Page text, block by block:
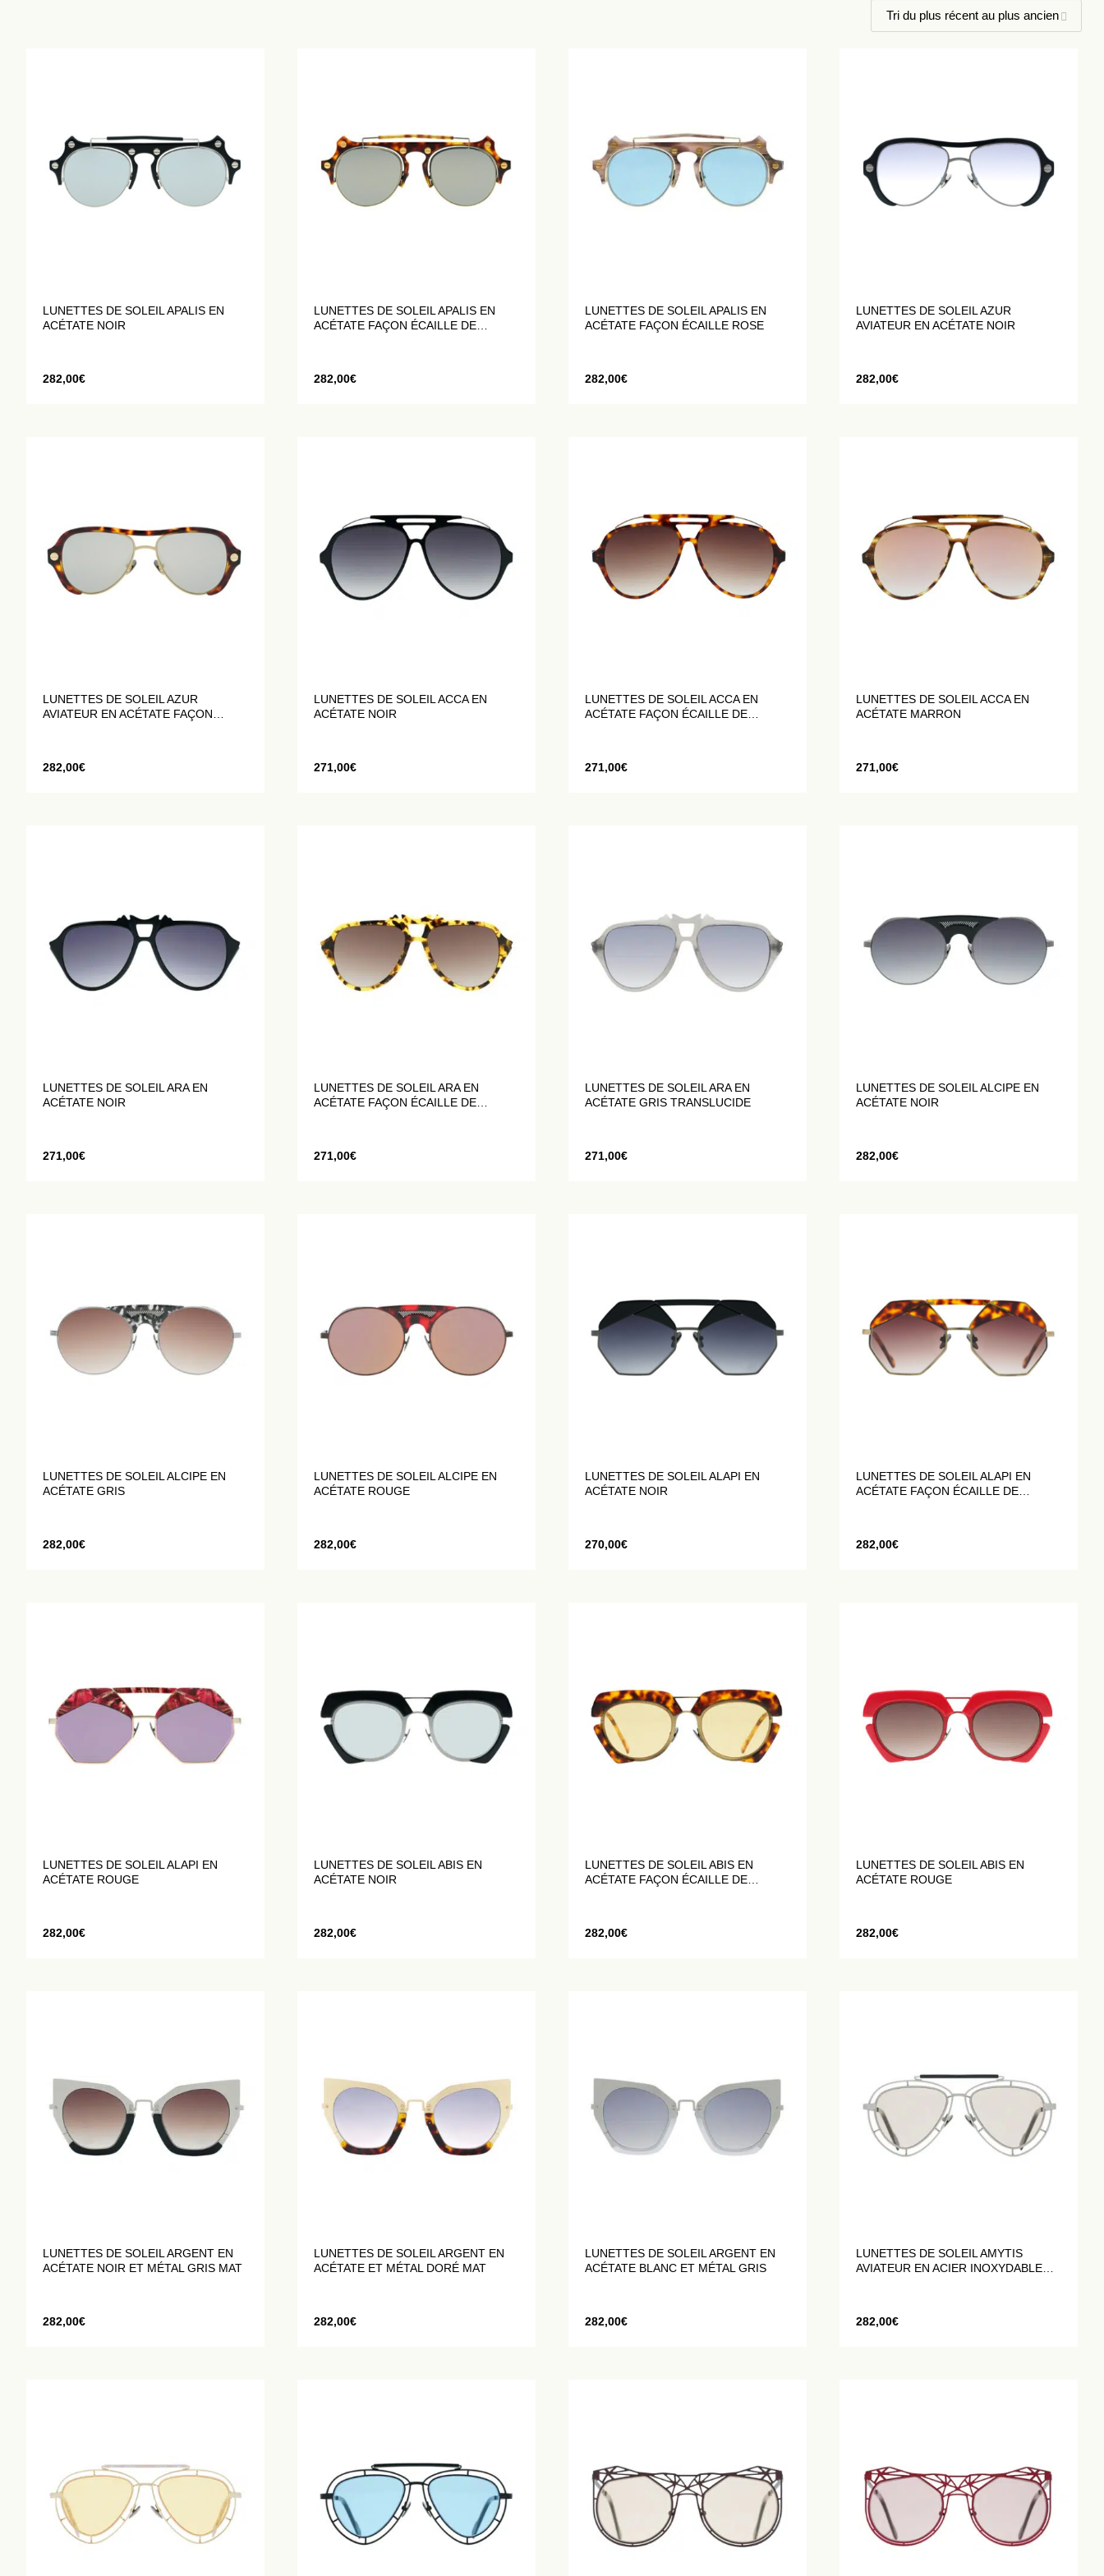
LUNETTES DE SOLEIL APALIS EN
ACÉTATE NOIR
282,00€
LUNETTES DE SOLEIL APALIS EN
ACÉTATE FAÇON ÉCAILLE DE
282,00€
LUNETTES DE SOLEIL APALIS EN
ACÉTATE FAÇON ÉCAILLE ROSE
282,00€
LUNETTES DE SOLEIL AZUR
AVIATEUR EN ACÉTATE NOIR
282,00€
LUNETTES DE SOLEIL AZUR
AVIATEUR EN ACÉTATE FAÇON
282,00€
LUNETTES DE SOLEIL ACCA EN
ACÉTATE NOIR
271,00€
LUNETTES DE SOLEIL ACCA EN
ACÉTATE FAÇON ÉCAILLE DE
271,00€
LUNETTES DE SOLEIL ACCA EN
ACÉTATE MARRON
271,00€
LUNETTES DE SOLEIL ARA EN
ACÉTATE NOIR
271,00€
LUNETTES DE SOLEIL ARA EN
ACÉTATE FAÇON ÉCAILLE DE
271,00€
LUNETTES DE SOLEIL ARA EN
ACÉTATE GRIS TRANSLUCIDE
271,00€
LUNETTES DE SOLEIL ALCIPE EN
ACÉTATE NOIR
282,00€
LUNETTES DE SOLEIL ALCIPE EN
ACÉTATE GRIS
282,00€
LUNETTES DE SOLEIL ALCIPE EN
ACÉTATE ROUGE
282,00€
LUNETTES DE SOLEIL ALAPI EN
ACÉTATE NOIR
270,00€
LUNETTES DE SOLEIL ALAPI EN
ACÉTATE FAÇON ÉCAILLE DE
282,00€
LUNETTES DE SOLEIL ALAPI EN
ACÉTATE ROUGE
282,00€
LUNETTES DE SOLEIL ABIS EN
ACÉTATE NOIR
282,00€
LUNETTES DE SOLEIL ABIS EN
ACÉTATE FAÇON ÉCAILLE DE
282,00€
LUNETTES DE SOLEIL ABIS EN
ACÉTATE ROUGE
282,00€
LUNETTES DE SOLEIL ARGENT EN
ACÉTATE NOIR ET MÉTAL GRIS MAT
282,00€
LUNETTES DE SOLEIL ARGENT EN
ACÉTATE ET MÉTAL DORÉ MAT
282,00€
LUNETTES DE SOLEIL ARGENT EN
ACÉTATE BLANC ET MÉTAL GRIS
282,00€
LUNETTES DE SOLEIL AMYTIS
AVIATEUR EN ACIER INOXYDABLE
282,00€